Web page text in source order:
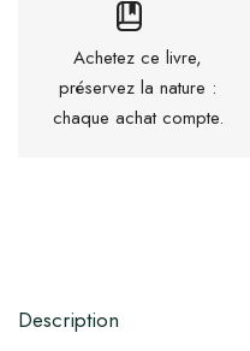
Achetez ce livre,
préservez la nature :
chaque achat compte.
Description